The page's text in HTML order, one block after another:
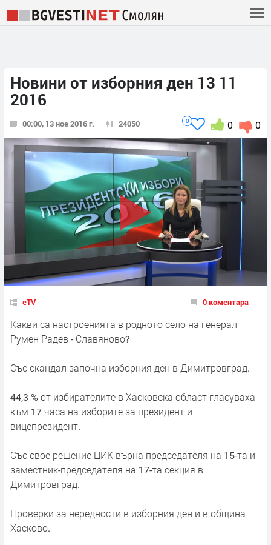
Новини от изборния ден 13 11
2016
00:00, 13 ное 2016 г. 24050 0
0
0
eTV 0 коментара
Какви са настроенията в родното село на генерал
Румен Радев - Славяново?
Със скандал започна изборния ден в Димитровград.
44,3 % от избирателите в Хасковска област гласуваха
към 17 часа на изборите за президент и
вицепрезидент.
Със свое решение ЦИК върна председателя на 15-та и
заместник-председателя на 17-та секция в
Димитровград.
Проверки за нередности в изборния ден и в община
Хасково.